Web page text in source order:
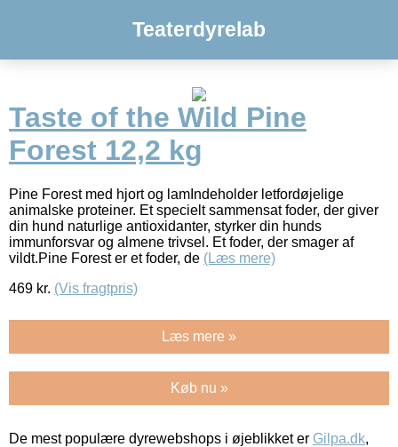
Teaterdyrelab
Taste of the Wild Pine
Forest 12,2 kg
Pine Forest med hjort og lamIndeholder letfordøjelige
animalske proteiner. Et specielt sammensat foder, der giver
din hund naturlige antioxidanter, styrker din hunds
immunforsvar og almene trivsel. Et foder, der smager af
vildt.Pine Forest er et foder, de (Læs mere)
469 kr. (Vis fragtpris)
Læs mere »
Køb nu »
De mest populære dyrewebshops i øjeblikket er Gilpa.dk,